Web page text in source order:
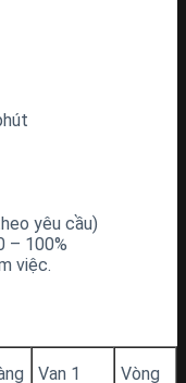
yêu cầu)
– 100%
việc.
Van 1 Vòng